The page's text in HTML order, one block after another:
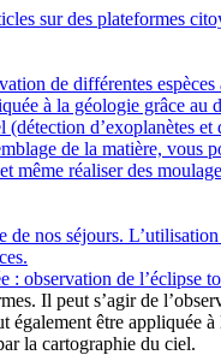
sur des plateformes
de différentes
à la géologie grâce
d’exoplanètes
de la matière,
même réaliser des
nos séjours.
observation de
Il peut s’agir de
être appliquée
la cartographie du ciel.